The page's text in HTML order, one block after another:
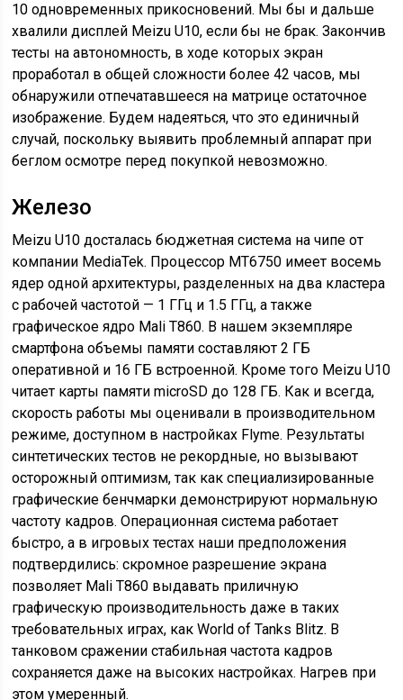
10 одновременных прикосновений. Мы бы и дальше
хвалили дисплей Meizu U10, если бы не брак. Закончив
тесты на автономность, в ходе которых экран
проработал в общей сложности более 42 часов, мы
обнаружили отпечатавшееся на матрице остаточное
изображение. Будем надеяться, что это единичный
случай, поскольку выявить проблемный аппарат при
беглом осмотре перед покупкой невозможно.
Железо
Meizu U10 досталась бюджетная система на чипе от
компании MediaTek. Процессор MT6750 имеет восемь
ядер одной архитектуры, разделенных на два кластера
с рабочей частотой — 1 ГГц и 1.5 ГГц, а также
графическое ядро Mali T860. В нашем экземпляре
смартфона объемы памяти составляют 2 ГБ
оперативной и 16 ГБ встроенной. Кроме того Meizu U10
читает карты памяти microSD до 128 ГБ. Как и всегда,
скорость работы мы оценивали в производительном
режиме, доступном в настройках Flyme. Результаты
синтетических тестов не рекордные, но вызывают
осторожный оптимизм, так как специализированные
графические бенчмарки демонстрируют нормальную
частоту кадров. Операционная система работает
быстро, а в игровых тестах наши предположения
подтвердились: скромное разрешение экрана
позволяет Mali T860 выдавать приличную
графическую производительность даже в таких
требовательных играх, как World of Tanks Blitz. В
танковом сражении стабильная частота кадров
сохраняется даже на высоких настройках. Нагрев при
этом умеренный.